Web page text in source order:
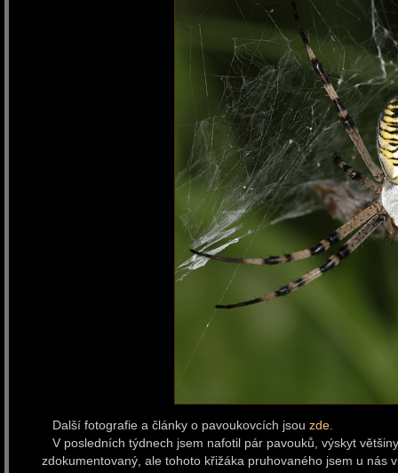
Další fotografie a články o pavoukovcích jsou zde.
V posledních týdnech jsem nafotil pár pavouků, výskyt
zdokumentovaný, ale tohoto křižáka pruhovaného jsem u nás